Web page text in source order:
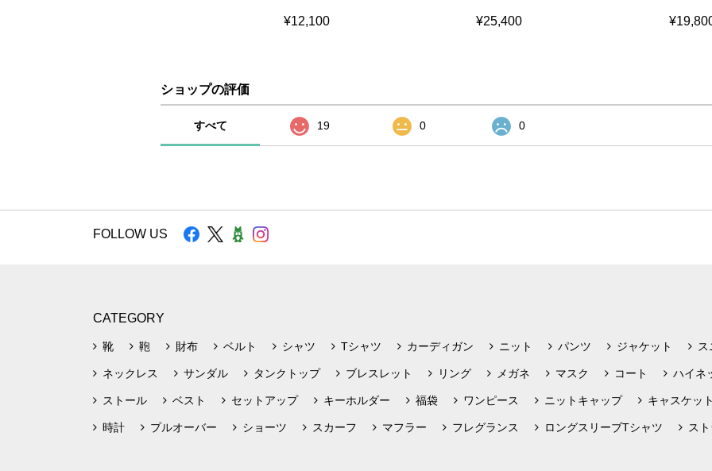
¥12,100 ¥25,400
ショップの評価
すべて 19 0 0
FOLLOW US
CATEGORY
靴 鞄 財布 ベルト シャツ Tシャツ カーディガン ニット パンツ ジャケット
ネックレス サンダル タンクトップ ブレスレット リング メガネ マスク コート ハイネ
ストール ベスト セットアップ キーホルダー 福袋 ワンピース ニットキャップ キャスケッ
時計 プルオーバー ショーツ スカーフ マフラー フレグランス ロングスリーブTシャツ ス